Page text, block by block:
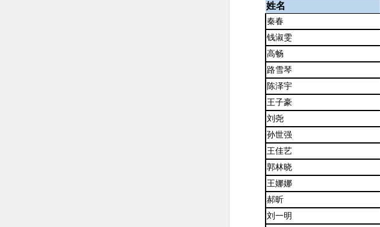
姓名
秦春
钱淑雯
高畅
路雪琴
陈泽宇
王子豪
刘尧
孙世强
王佳艺
郭林晓
王娜娜
郝昕
刘一明